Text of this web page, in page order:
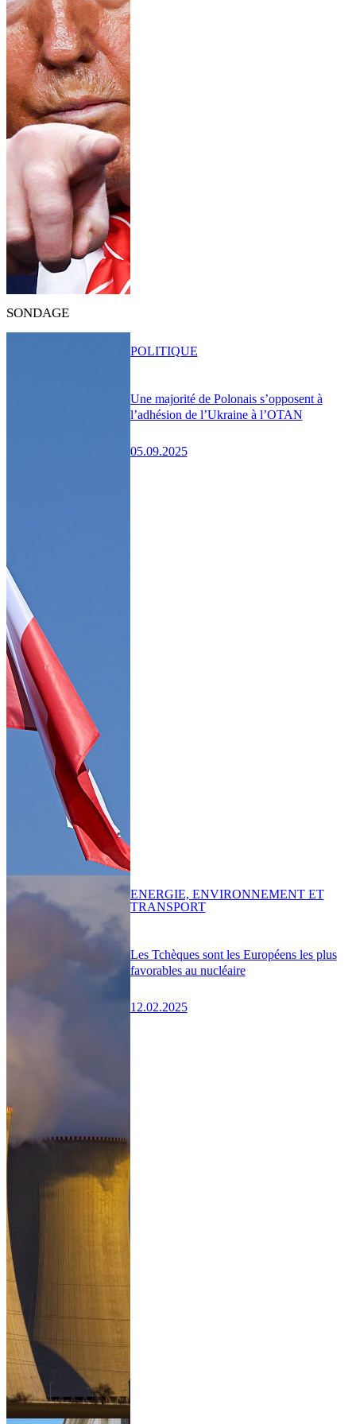
SONDAGE
Une majorité de Polonais s’opposent à
l’adhésion de l’Ukraine à l’OTAN
05.09.2025
POLITIQUE
Les Tchèques sont les Européens les plus
favorables au nucléaire
12.02.2025
ENERGIE, ENVIRONNEMENT ET
TRANSPORT